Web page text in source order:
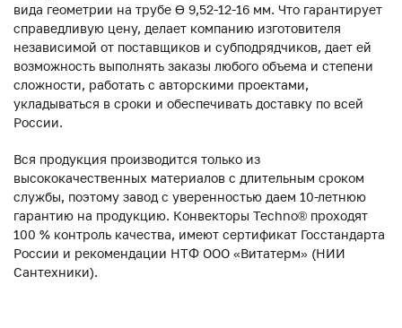
вида геометрии на трубе ϴ 9,52-12-16 мм. Что гарантирует
справедливую цену, делает компанию изготовителя
независимой от поставщиков и субподрядчиков, дает ей
возможность выполнять заказы любого объема и степени
сложности, работать с авторскими проектами,
укладываться в сроки и обеспечивать доставку по всей
России.
Вся продукция производится только из
высококачественных материалов с длительным сроком
службы, поэтому завод с уверенностью даем 10-летнюю
гарантию на продукцию. Конвекторы Techno® проходят
100 % контроль качества, имеют сертификат Госстандарта
России и рекомендации НТФ ООО «Витатерм» (НИИ
Сантехники).